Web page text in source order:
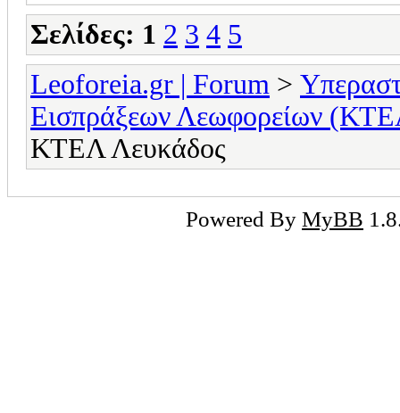
Σελίδες: 1 2 3 4 5
Leoforeia.gr | Forum >
Εισπράξεων Λεωφορείων
ΚΤΕΛ Λευκάδος
Powered By MyBB